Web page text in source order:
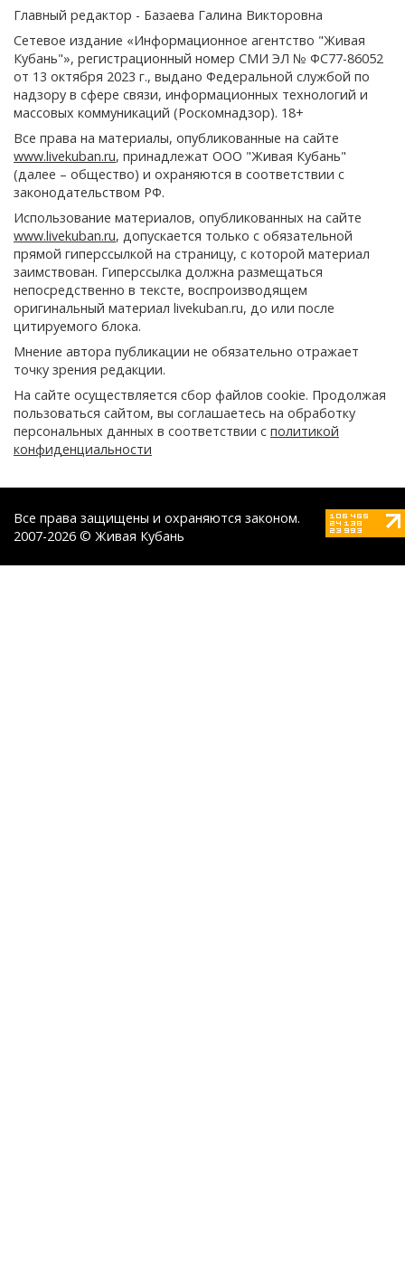
Главный редактор - Базаева Галина Викторовна
Сетевое издание «Информационное агентство "Живая
Кубань"», регистрационный номер СМИ ЭЛ № ФС77-86052
от 13 октября 2023 г., выдано Федеральной службой по
надзору в сфере связи, информационных технологий и
массовых коммуникаций (Роскомнадзор). 18+
Все права на материалы, опубликованные на сайте
www.livekuban.ru, принадлежат ООО "Живая Кубань"
(далее – общество) и охраняются в соответствии с
законодательством РФ.
Использование материалов, опубликованных на сайте
www.livekuban.ru, допускается только с обязательной
прямой гиперссылкой на страницу, с которой материал
заимствован. Гиперссылка должна размещаться
непосредственно в тексте, воспроизводящем
оригинальный материал livekuban.ru, до или после
цитируемого блока.
Мнение автора публикации не обязательно отражает
точку зрения редакции.
На сайте осуществляется сбор файлов cookie. Продолжая
пользоваться сайтом, вы соглашаетесь на обработку
персональных данных в соответствии с политикой
конфиденциальности
Все права защищены и охраняются законом.
2007-2026 © Живая Кубань